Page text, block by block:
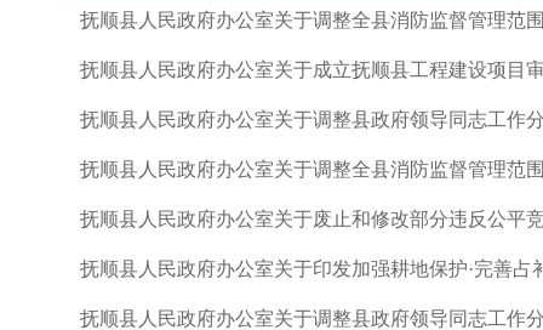
抚顺县人民政府办公室关于调整全县消防监督管理范
抚顺县人民政府办公室关于成立抚顺县工程建设项目
抚顺县人民政府办公室关于调整县政府领导同志工作
抚顺县人民政府办公室关于调整全县消防监督管理范
抚顺县人民政府办公室关于废止和修改部分违反公平
抚顺县人民政府办公室关于印发加强耕地保护·完善
抚顺县人民政府办公室关于调整县政府领导同志工作